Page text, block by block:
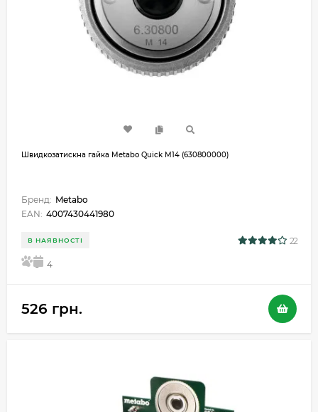
Швидкозатискна гайка Metabo Quick М14 (630800000)
Бренд: Metabo
EAN: 4007430441980
В НАЯВНОСТІ 22
5 4
526 грн.